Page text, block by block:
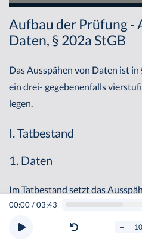
00:00/03:43
Aufbau der Prüfung -
Daten, § 202a StGB
Das Ausspähen von Daten ist in
ein drei- gegebenenfalls
legen.
I. Tatbestand
1. Daten
Im Tatbestand setzt das
Tatobjekt Daten voraus, vgl. §
Legaldefinition, aber